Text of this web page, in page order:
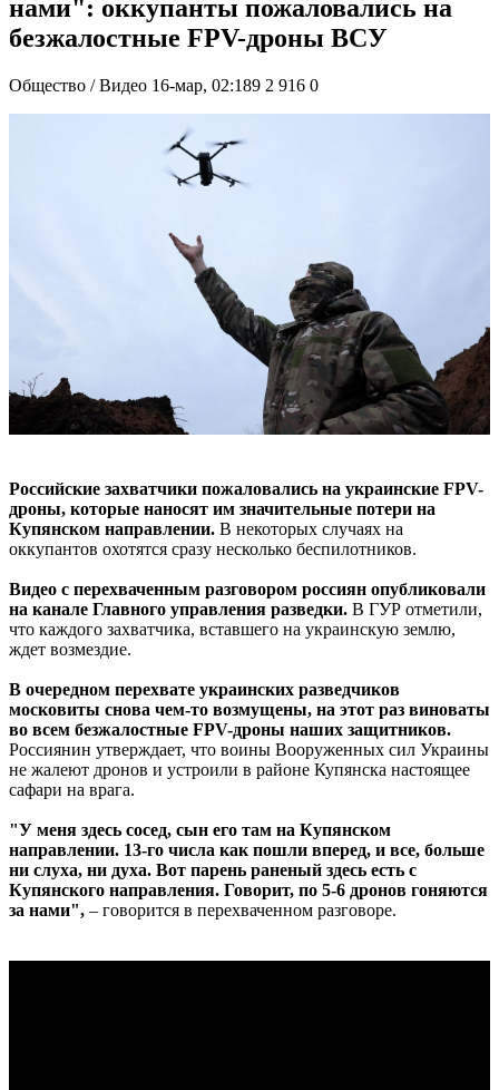
нами": оккупанты пожаловались на
безжалостные FPV-дроны ВСУ
Общество / Видео 16-мар, 02:189 2 916 0
Российские захватчики пожаловались на украинские FPV-
дроны, которые наносят им значительные потери на
Купянском направлении. В некоторых случаях на
оккупантов охотятся сразу несколько беспилотников.
Видео с перехваченным разговором россиян опубликовали
на канале Главного управления разведки. В ГУР отметили,
что каждого захватчика, вставшего на украинскую землю,
ждет возмездие.
В очередном перехвате украинских разведчиков
московиты снова чем-то возмущены, на этот раз виноваты
во всем безжалостные FPV-дроны наших защитников.
Россиянин утверждает, что воины Вооруженных сил Украины
не жалеют дронов и устроили в районе Купянска настоящее
сафари на врага.
"У меня здесь сосед, сын его там на Купянском
направлении. 13-го числа как пошли вперед, и все, больше
ни слуха, ни духа. Вот парень раненый здесь есть с
Купянского направления. Говорит, по 5-6 дронов гоняются
за нами", – говорится в перехваченном разговоре.